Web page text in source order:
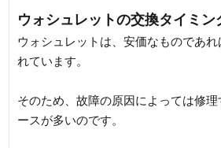
ウォシュレットの交換タイミン
ウォシュレットは、安価なものであ
れています。
そのため、故障の原因によっては修
ースが多いのです。